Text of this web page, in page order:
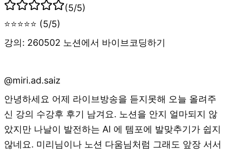
(5/5)
⭐⭐⭐⭐⭐ (5/5)
강의: 260502 노션에서 바이브코딩하기
@miri.ad.saiz
안녕하세요 어제 라이브방송을 듣지못해 오늘 올려주
신 강의 수강후 후기 남겨요. 노션을 안지 얼마되지 않
았지만 나날이 발전하는 AI 에 템포에 발맞추기가 쉽지
않네요. 미리님이나 노션 다움님처럼 그래도 앞장 서서